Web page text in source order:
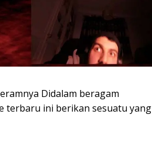
Didalam beragam
terbaru ini berikan sesuatu yang